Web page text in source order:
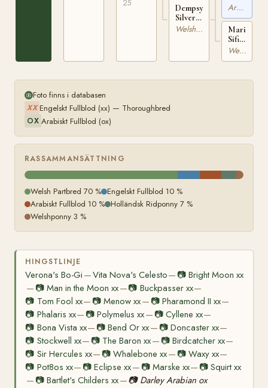
25
Dempsy
Silver
Star Welsh Partbred
van
Coryon
ox
AVS
1678
Arabiskt Fullblod
Sifi
18180
STB-
Welsh Partbred
Foto finns i databasen
XX Engelskt Fullblod (xx) — Thoroughbred
OX Arabiskt Fullblod (ox)
RASSAMMANSÄTTNING
Welsh Partbred 70 % Engelskt Fullblod 10 %
Arabiskt Fullblod 10 % Holländsk Ridponny 7 %
Welshponny 3 %
HINGSTLINJE
Verona's Bo-Gi —Vita Nova's Celesto— 📷Bright Moon xx
— 📷Man in the Moon xx—📷 Buckpasser xx—
📷 Tom Fool xx— 📷Menow xx— 📷 Pharamond II xx—
📷 Phalaris xx— 📷Polymelus xx— 📷 Cyllene xx—
📷 Bona Vista xx— 📷Bend Or xx— 📷 Doncaster xx—
📷 Stockwell xx— 📷 The Baron xx— 📷 Birdcatcher xx—
📷 Sir Hercules xx— 📷Whalebone xx— 📷 Waxy xx—
📷 Pot8os xx— 📷Eclipse xx— 📷 Marske xx— 📷 Squirt xx
— 📷Bartlet's Childers xx—📷 Darley Arabian ox